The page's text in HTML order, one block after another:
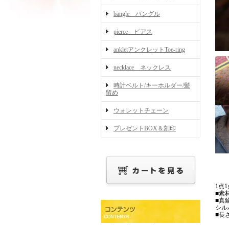
bangle バングル
pierce ピアス
ankletアンクレットToe-ring
necklace ネックレス
時計ベルト/キーホルダー/髪
留め
ウォレットチェーン
プレゼントBOX＆刻印
1点
■素
■真
シル
■長